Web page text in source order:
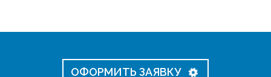
Проект сети небольшого офиса
ОФОРМИТЬ ЗАЯВКУ